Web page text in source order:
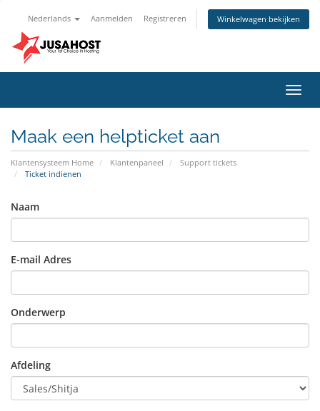
Nederlands Aanmelden Registreren Winkelwagen bekijken
in-/
Maak een helpticket aan
Klantensysteem Home Klantenpaneel
Support tickets
Ticket indienen
Naam
E-mail Adres
Onderwerp
Afdeling